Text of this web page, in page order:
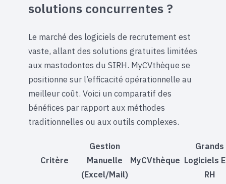
solutions concurrentes ?
Le marché des logiciels de recrutement est
vaste, allant des solutions gratuites limitées
aux mastodontes du SIRH. MyCVthèque se
positionne sur l’efficacité opérationnelle au
meilleur coût. Voici un comparatif des
bénéfices par rapport aux méthodes
traditionnelles ou aux outils complexes.
Critère
Gestion
Manuelle
(Excel/Mail)
MyCVthèque
Grands
Logiciels
RH